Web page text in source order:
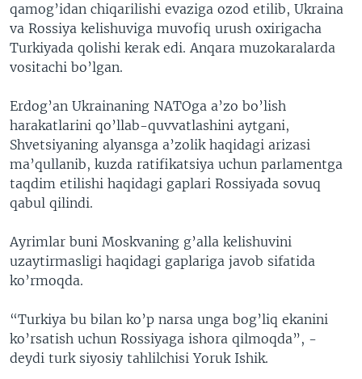
qamog’idan chiqarilishi evaziga ozod etilib, Ukraina
va Rossiya kelishuviga muvofiq urush oxirigacha
Turkiyada qolishi kerak edi. Anqara muzokaralarda
vositachi bo’lgan.
Erdog’an Ukrainaning NATOga a’zo bo’lish
harakatlarini qo’llab-quvvatlashini aytgani,
Shvetsiyaning alyansga a’zolik haqidagi arizasi
ma’qullanib, kuzda ratifikatsiya uchun parlamentga
taqdim etilishi haqidagi gaplari Rossiyada sovuq
qabul qilindi.
Ayrimlar buni Moskvaning g’alla kelishuvini
uzaytirmasligi haqidagi gaplariga javob sifatida
ko’rmoqda.
“Turkiya bu bilan ko’p narsa unga bog’liq ekanini
ko’rsatish uchun Rossiyaga ishora qilmoqda”, -
deydi turk siyosiy tahlilchisi Yoruk Ishik.